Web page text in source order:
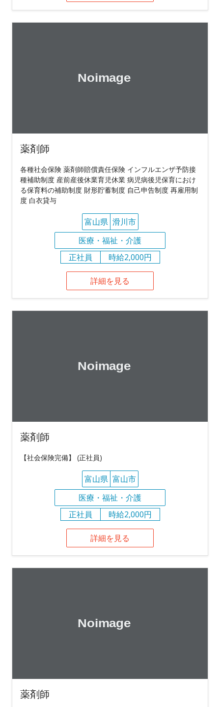
薬剤師
各種社会保険 薬剤師賠償責任保険 インフルエンザ予防接
種補助制度 産前産後休業育児休業 病児病後児保育におけ
る保育料の補助制度 財形貯蓄制度 自己申告制度 再雇用制
度 白衣貸与
富山県 滑川市
医療・福祉・介護
正社員
時給2,000円
詳細を見る
薬剤師
【社会保険完備】 (正社員)
富山県 富山市
医療・福祉・介護
正社員
時給2,000円
詳細を見る
薬剤師